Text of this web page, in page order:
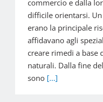
commercio e dalla
difficile orientarsi.
erano la principale
affidavano agli
creare rimedi a base
naturali. Dalla fine
sono [...]